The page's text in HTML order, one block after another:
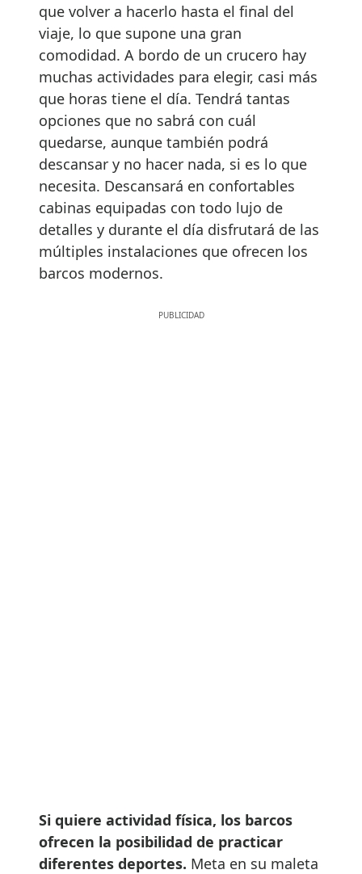
que volver a hacerlo hasta el final del
viaje, lo que supone una gran
comodidad. A bordo de un crucero hay
muchas actividades para elegir, casi más
que horas tiene el día. Tendrá tantas
opciones que no sabrá con cuál
quedarse, aunque también podrá
descansar y no hacer nada, si es lo que
necesita. Descansará en confortables
cabinas equipadas con todo lujo de
detalles y durante el día disfrutará de las
múltiples instalaciones que ofrecen los
barcos modernos.
Si quiere actividad física, los barcos
ofrecen la posibilidad de practicar
diferentes deportes. Meta en su maleta